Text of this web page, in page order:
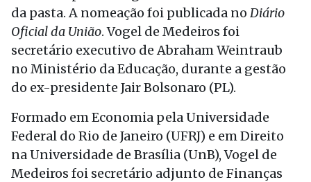
da pasta. A nomeação foi publicada no Diário
Oficial da União. Vogel de Medeiros foi
secretário executivo de Abraham Weintraub
no Ministério da Educação, durante a gestão
do ex-presidente Jair Bolsonaro (PL).
Formado em Economia pela Universidade
Federal do Rio de Janeiro (UFRJ) e em Direito
na Universidade de Brasília (UnB), Vogel de
Medeiros foi secretário adjunto de Finanças